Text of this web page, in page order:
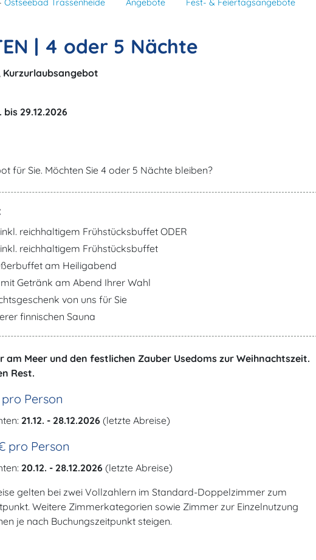
Ostseebad Trassenheide Angebote
Fest- & Feiertagsangebote
| 4 oder 5 Nächte
bis 29.12.2026
für Sie. Möchten Sie 4 oder 5 Nächte bleiben?
reichhaltigem Frühstücksbuffet ODER
reichhaltigem Frühstücksbuffet
am Heiligabend
Getränk am Abend Ihrer Wahl
von uns für Sie
finnischen Sauna
am Meer und den festlichen Zauber Usedoms zur Weihnachtszeit.
Rest.
Person
21.12. - 28.12.2026 (letzte Abreise)
pro Person
20.12. - 28.12.2026 (letzte Abreise)
gelten bei zwei Vollzahlern im Standard-Doppelzimmer zum
Weitere Zimmerkategorien sowie Zimmer zur Einzelnutzung
je nach Buchungszeitpunkt steigen.